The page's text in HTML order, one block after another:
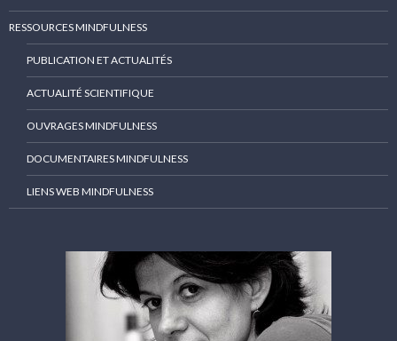
RESSOURCES MINDFULNESS
PUBLICATION ET ACTUALITÉS
ACTUALITÉ SCIENTIFIQUE
OUVRAGES MINDFULNESS
DOCUMENTAIRES MINDFULNESS
LIENS WEB MINDFULNESS